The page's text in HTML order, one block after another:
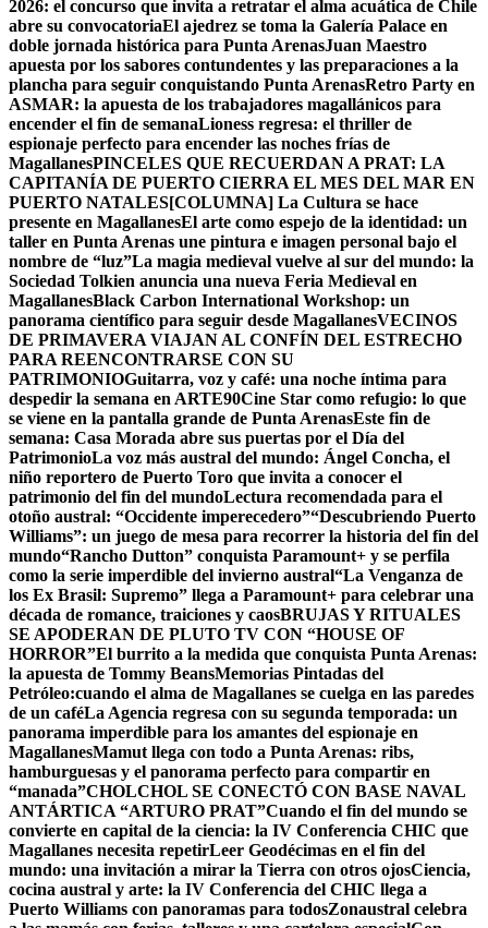
2026: el concurso que invita a retratar el alma acuática de Chile
abre su convocatoriaEl ajedrez se toma la Galería Palace en
doble jornada histórica para Punta ArenasJuan Maestro
apuesta por los sabores contundentes y las preparaciones a la
plancha para seguir conquistando Punta ArenasRetro Party en
ASMAR: la apuesta de los trabajadores magallánicos para
encender el fin de semanaLioness regresa: el thriller de
espionaje perfecto para encender las noches frías de
MagallanesPINCELES QUE RECUERDAN A PRAT: LA
CAPITANÍA DE PUERTO CIERRA EL MES DEL MAR EN
PUERTO NATALES[COLUMNA] La Cultura se hace
presente en MagallanesEl arte como espejo de la identidad: un
taller en Punta Arenas une pintura e imagen personal bajo el
nombre de “luz”La magia medieval vuelve al sur del mundo: la
Sociedad Tolkien anuncia una nueva Feria Medieval en
MagallanesBlack Carbon International Workshop: un
panorama científico para seguir desde MagallanesVECINOS
DE PRIMAVERA VIAJAN AL CONFÍN DEL ESTRECHO
PARA REENCONTRARSE CON SU
PATRIMONIOGuitarra, voz y café: una noche íntima para
despedir la semana en ARTE90Cine Star como refugio: lo que
se viene en la pantalla grande de Punta ArenasEste fin de
semana: Casa Morada abre sus puertas por el Día del
PatrimonioLa voz más austral del mundo: Ángel Concha, el
niño reportero de Puerto Toro que invita a conocer el
patrimonio del fin del mundoLectura recomendada para el
otoño austral: “Occidente imperecedero”“Descubriendo Puerto
Williams”: un juego de mesa para recorrer la historia del fin del
mundo“Rancho Dutton” conquista Paramount+ y se perfila
como la serie imperdible del invierno austral“La Venganza de
los Ex Brasil: Supremo” llega a Paramount+ para celebrar una
década de romance, traiciones y caosBRUJAS Y RITUALES
SE APODERAN DE PLUTO TV CON “HOUSE OF
HORROR”El burrito a la medida que conquista Punta Arenas:
la apuesta de Tommy BeansMemorias Pintadas del
Petróleo:cuando el alma de Magallanes se cuelga en las paredes
de un caféLa Agencia regresa con su segunda temporada: un
panorama imperdible para los amantes del espionaje en
MagallanesMamut llega con todo a Punta Arenas: ribs,
hamburguesas y el panorama perfecto para compartir en
“manada”CHOLCHOL SE CONECTÓ CON BASE NAVAL
ANTÁRTICA “ARTURO PRAT”Cuando el fin del mundo se
convierte en capital de la ciencia: la IV Conferencia CHIC que
Magallanes necesita repetirLeer Geodécimas en el fin del
mundo: una invitación a mirar la Tierra con otros ojosCiencia,
cocina austral y arte: la IV Conferencia del CHIC llega a
Puerto Williams con panoramas para todosZonaustral celebra